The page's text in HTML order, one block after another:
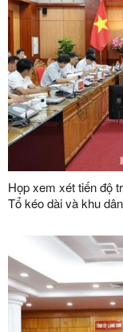
Họp xem xét tiến độ
Tổ kéo dài và khu